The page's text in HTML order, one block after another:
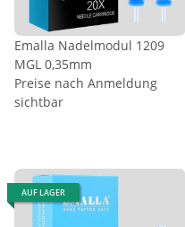
Emalla Nadelmodul 1209
MGL 0,35mm
Preise nach Anmeldung
sichtbar
AUF LAGER